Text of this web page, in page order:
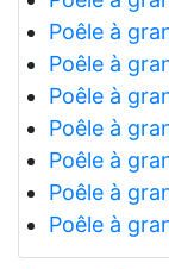
Poêle à
Poêle à
Poêle à
Poêle à
Poêle à
Poêle à
Poêle à